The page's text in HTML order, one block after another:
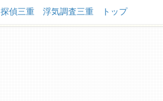
探偵三重 浮気調査三重 トップ